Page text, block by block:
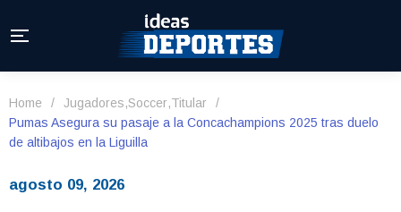
Home / Jugadores,Soccer,Titular
/
Pumas Asegura su pasaje a la Concachampions 2025 tras duelo
de altibajos en la Liguilla
agosto 09, 2026